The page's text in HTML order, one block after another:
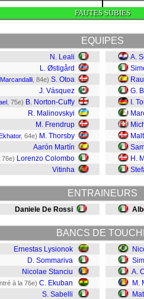
FAUTES SUBIES
EQUIPES
N. Leali
L. Østigård
, 84e) S. Otoa
J. Vásquez
, 75e) B. Norton-Cuffy
R. Malinovskyi
M. Frendrup
, 64e) M. Thorsby
Aarón Martín
, 76e) Lorenzo Colombo
Vitinha
A.
G.
I.
H.
ENTRAINEURS
Daniele De Rossi
BANCS DE
Ernestas Lysionok
D. Sommariva
Nicolae Stanciu
à la 76e) C. Ekuban
S. Sabelli
A.
M.